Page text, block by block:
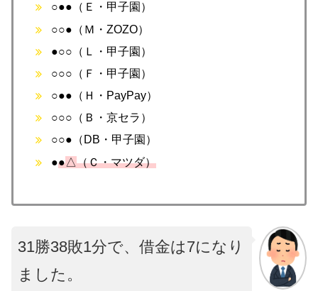
○●●（Ｅ・甲子園）
○○●（Ｍ・ZOZO）
●○○（Ｌ・甲子園）
○○○（Ｆ・甲子園）
○●●（Ｈ・PayPay）
○○○（Ｂ・京セラ）
○○●（DB・甲子園）
●●△（Ｃ・マツダ）
31勝38敗1分で、借金は7になり
ました。